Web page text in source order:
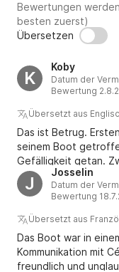
Bewertungen
besten zuerst)
Übersetzen
K
Koby
Datum der
Bewertung
Übersetzt aus
Das ist Betrug.
seinem Boot
Gefälligkeit getan.
Anzahlung von 600
Versprechen, ich
auf der Website
Ganz klar Betrug. Ich
J
Josselin
Datum der
Bewertung
Übersetzt aus
Das Boot war in
Kommunikation mit
freundlich und